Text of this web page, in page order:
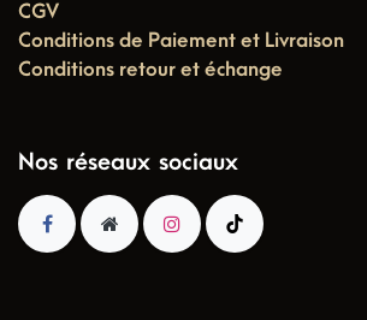
CGV
Conditions de Paiement et Livraison
Conditions retour et échange
Nos réseaux sociaux